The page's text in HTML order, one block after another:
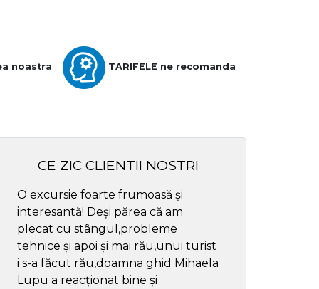
noastra TARIFELE ne recomanda
CE ZIC CLIENTII NOSTRI
O excursie foarte frumoasă și
interesantă! Deși părea că am
plecat cu stângul,probleme
tehnice și apoi și mai rău,unui turist
i s-a făcut rău,doamna ghid Mihaela
Lupu a reacționat bine și